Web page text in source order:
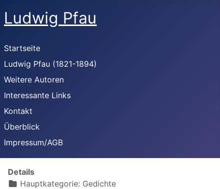
Ludwig Pfau
Startseite
Ludwig Pfau (1821-1894)
Weitere Autoren
Interessante Links
Kontakt
Überblick
Impressum/AGB
Details
Hauptkategorie: Gedichte